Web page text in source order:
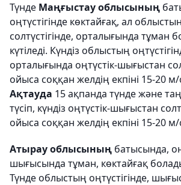
Түнде Маңғыстау облысының
оңтүстігінде көктайғақ, ал
солтүстігінде, орталығында тұман
күтіледі. Күндіз облыстың
орталығында оңтүстік-шығыстан
ойыса соққан желдің екпіні 15-20
Ақтауда 15 ақпанда түнде және
түсіп, күндіз оңтүстік-шығыстан
ойыса соққан желдің екпіні 15-20
Атырау облысының батысында,
шығысында тұман, көктайғақ
Түнде облыстың оңтүстігінде,